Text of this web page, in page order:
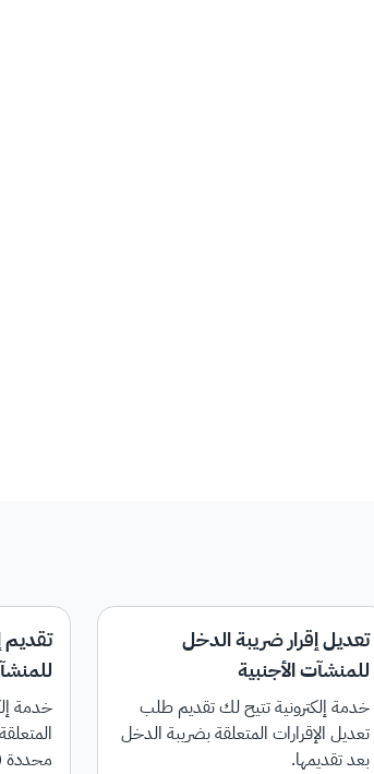
تعديل إقرار ضريبة الدخل
للمنشآت الأجنبية
خدمة إلكترونية تتيح لك تقديم طلب
تعديل الإقرارات المتعلقة بضريبة الدخل
بعد تقديمها.
تقديم
خدمة
محددة